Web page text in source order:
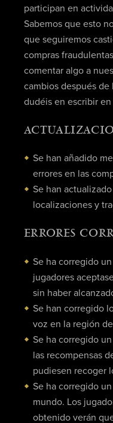
participan en
Sabemos que esto
que seguiremos
compras
comentar algo a
cambios después de
dudéis en escribir en
Se han añadido
errores en las
Se han
localizaciones y
ERRORES
Se ha corregido
jugadores
sin haber
Se han corregido
voz en la región
Se ha corregido
las recompensas
pudiesen recoger
Se ha corregido
mundo. Los
obtenido verán